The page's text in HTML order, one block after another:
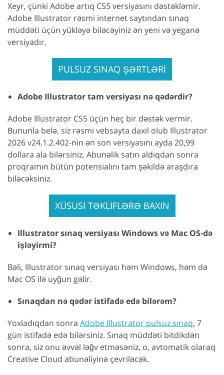
Xeyr, çünki Adobe artıq CS5 versiyasını dəstəkləmir.
Adobe Illustrator rəsmi internet saytından sınaq
müddəti üçün yükləyə biləcəyiniz ən yeni və yeganə
versiyadır.
PULSUZ SINAQ ŞƏRTLƏRİ
Adobe Illustrator tam versiyası nə qədərdir?
Adobe Illustrator CS5 üçün heç bir dəstək vermir.
Bununla belə, siz rəsmi vebsayta daxil olub Illustrator
2026 v24.1.2.402-nin ən son versiyasını ayda 20,99
dollara ala bilərsiniz. Abunəlik satın aldıqdan sonra
proqramın bütün potensialını tam şəkildə araşdıra
biləcəksiniz.
XÜSUSİ TƏKLİFLƏRƏ BAXIN
Illustrator sınaq versiyası Windows və Mac OS-də
işləyirmi?
Bəli, Illustrator sınaq versiyası həm Windows, həm də
Mac OS ilə uyğun gəlir.
Sınaqdan nə qədər istifadə edə bilərəm?
Yoxladıqdan sonra Adobe Illustrator pulsuz sınaq, 7
gün istifadə edə bilərsiniz. Sınaq müddəti bitdikdən
sonra, siz onu əvvəl ləğv etməsəniz, o, avtomatik olaraq
Creative Cloud abunəliyinə çevriləcək.